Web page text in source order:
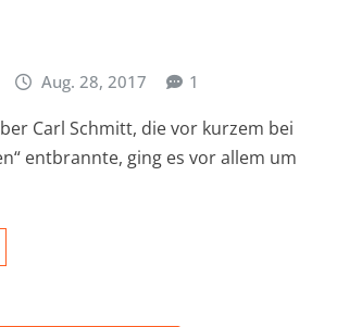
Aug. 28, 2017 1
Carl Schmitt, die vor kurzem bei
entbrannte, ging es vor allem um